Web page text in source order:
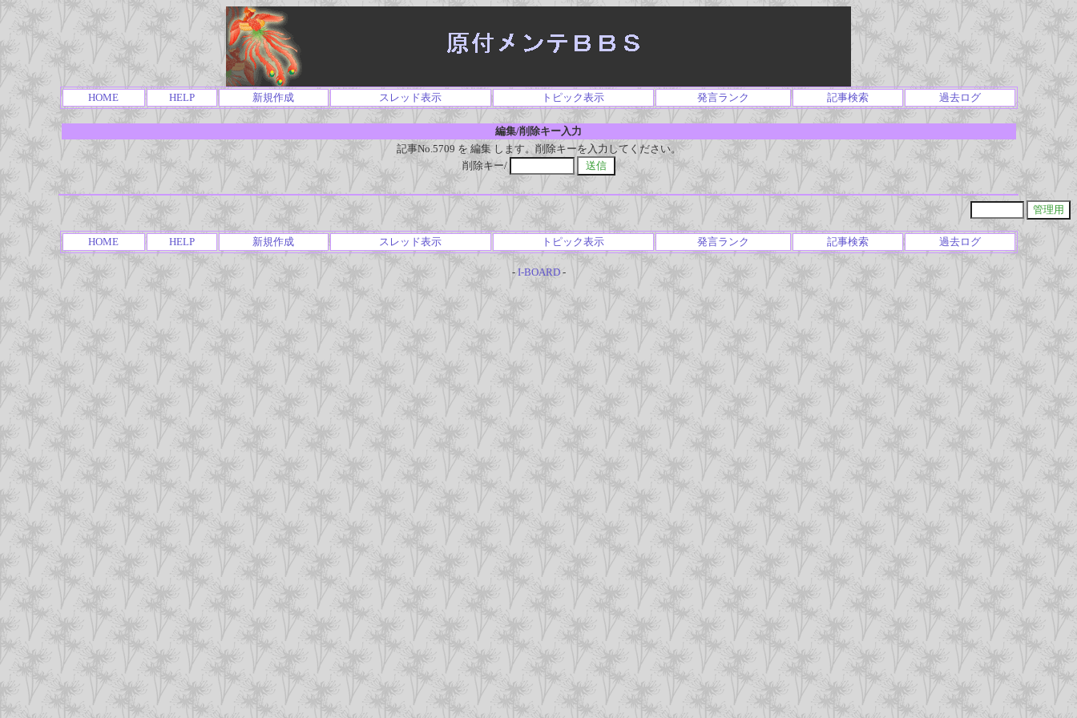
HOME HELP 新規作成 スレッド表示 トピック表示 発言ランク 記事検索 過去ログ
編集/削除キー入力
記事No.5709 を 編集 します。削除キーを入力してください。
削除キー/
HOME HELP 新規作成 スレッド表示 トピック表示 発言ランク 記事検索 過去ログ
- I-BOARD-